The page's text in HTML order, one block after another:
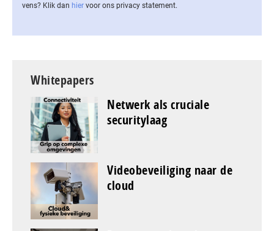
vens? Klik dan hier voor ons privacy statement.
Whitepapers
Netwerk als cruciale
securitylaag
Videobeveiliging naar de
cloud